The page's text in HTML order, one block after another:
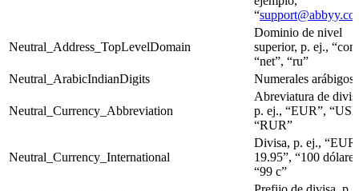
“
Neutral_Address_TopLevelDomain
Dominio de nivel
superior, p. ej.,
“net”, “ru”
Neutral_ArabicIndianDigits
Numerales arábigos
Neutral_Currency_Abbreviation
Abreviatura de
p. ej., “EUR”,
“RUR”
Neutral_Currency_International
Divisa, p. ej., “EUR
19.95”, “100
“99 c”